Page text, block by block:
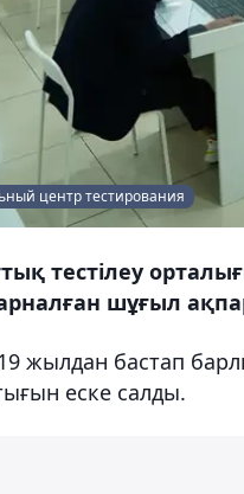
центр тестирования
тестілеу
шұғыл
жылдан бастап
еске салды.